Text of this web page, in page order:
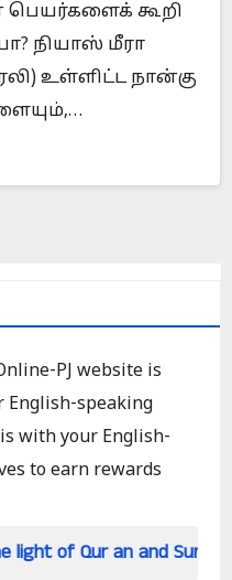
கூறி
நியாஸ் மீரா
உள்ளிட்ட நான்கு
PJ website is
English-speaking
with your English-
to earn rewards
an and Sunnah)